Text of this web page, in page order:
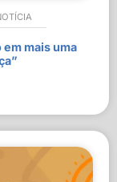
mais uma